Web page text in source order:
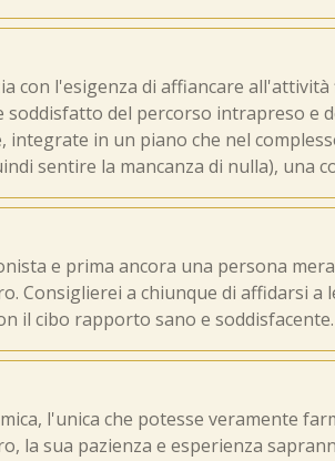
con l'esigenza di affiancare
del percorso intrapreso e
integrate in un piano che nel
sentire la mancanza di nulla), una
e prima ancora una persona
Consiglierei a chiunque di affidarsi
il cibo rapporto sano e soddisfacente.
l'unica che potesse veramente
la sua pazienza e esperienza